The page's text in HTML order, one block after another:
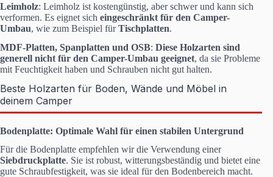
Leimholz: Leimholz ist kostengünstig, aber schwer und kann sich
verformen. Es eignet sich eingeschränkt für den Camper-
Umbau, wie zum Beispiel fürTischplatten.
MDF-Platten, Spanplatten und OSB: Diese Holzarten sind
generell nicht für den Camper-Umbau geeignet, da sie Probleme
mit Feuchtigkeit haben und Schrauben nicht gut halten.
Beste Holzarten für Boden, Wände und Möbel in
deinem Camper
Bodenplatte: Optimale Wahl für einen stabilen Untergrund
Für die Bodenplatte empfehlen wir die Verwendung einer
Siebdruckplatte. Sie ist robust, witterungsbeständig und bietet eine
gute Schraubfestigkeit, was sie ideal für den Bodenbereich macht.